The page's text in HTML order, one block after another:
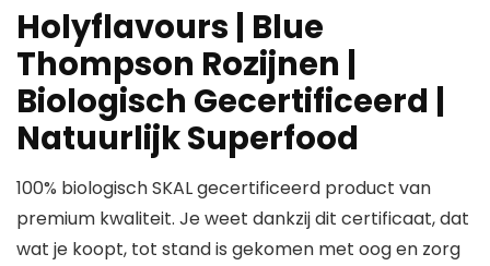
Holyflavours | Blue
Thompson Rozijnen |
Biologisch Gecertificeerd |
Natuurlijk Superfood
100% biologisch SKAL gecertificeerd product van
premium kwaliteit. Je weet dankzij dit certificaat, dat
wat je koopt, tot stand is gekomen met oog en zorg